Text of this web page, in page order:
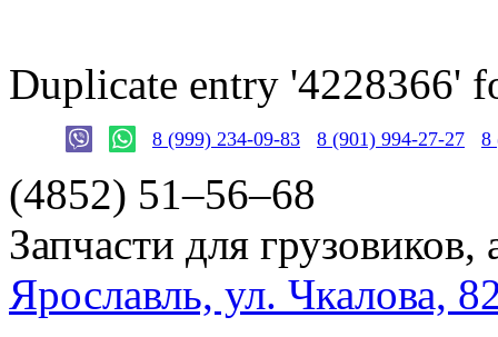
Duplicate entry '4228366'
8 (999) 234-09-83 8 (901) 994-27-27 8
(4852) 51–56–68
Запчасти для грузовиков,
Ярославль, ул. Чкалова,